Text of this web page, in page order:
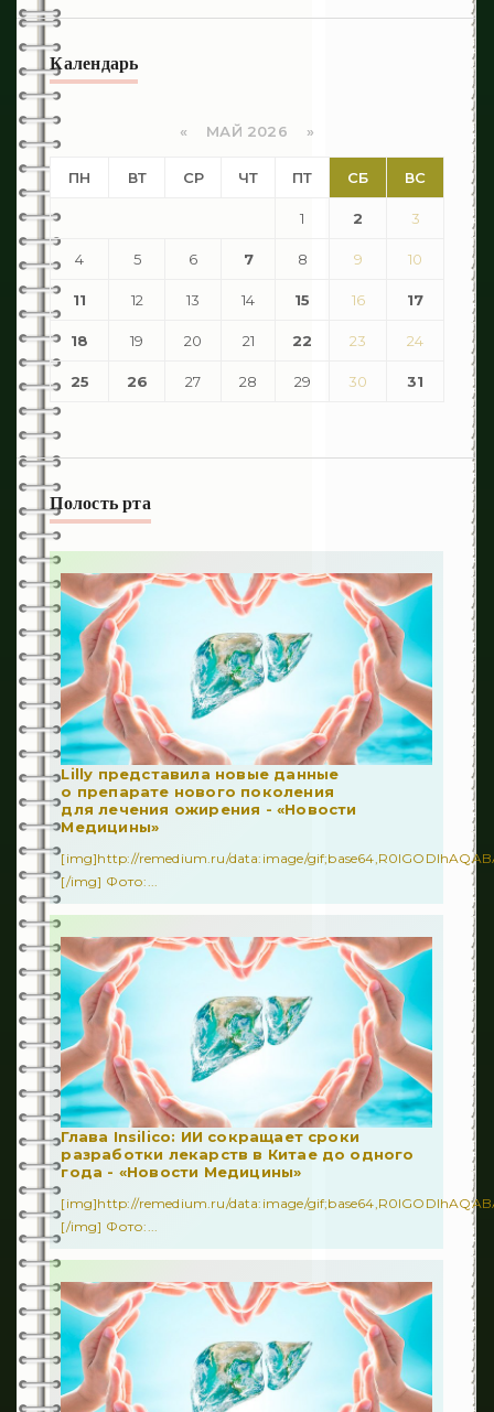
Календарь
« МАЙ 2026 »
ПН ВТ СР ЧТ ПТ СБ ВС
1 2 3
4 5 6 7 8 9 10
11 12 13 14 15 16 17
18 19 20 21 22 23 24
25 26 27 28 29 30 31
Полость рта
Lilly представила новые данные
о препарате нового поколения
для лечения ожирения - «Новости
Медицины»
[img]http://remedium.ru/dаta:image/
[/img] Фото:...
Глава Insilico: ИИ сокращает сроки
разработки лекарств в Китае до одного
года - «Новости Медицины»
[img]http://remedium.ru/dаta:image/
[/img] Фото:...